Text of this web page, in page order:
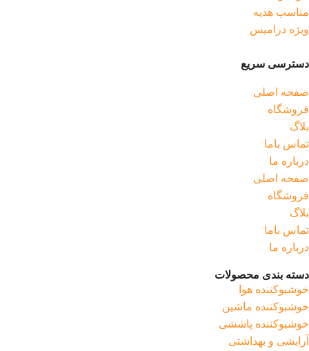
مناسب هدیه
ویژه درامیس
دسترسی سریع
صفحه اصلی
فروشگاه
بلاگ
تماس باما
درباره ما
صفحه اصلی
فروشگاه
بلاگ
تماس باما
درباره ما
دسته بندی محصولات
خوشبوکننده هوا
خوشبوکننده ماشین
خوشبوکننده پاششی
آرایشی و بهداشتی